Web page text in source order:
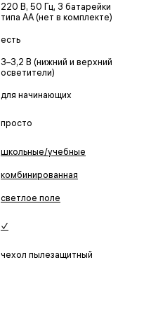
220 В, 50 Гц, 3 батарейки
типа AA (нет в комплекте)
есть
3–3,2 В (нижний и верхний
осветители)
для начинающих
просто
школьные/учебные
комбинированная
светлое поле
✓
чехол пылезащитный